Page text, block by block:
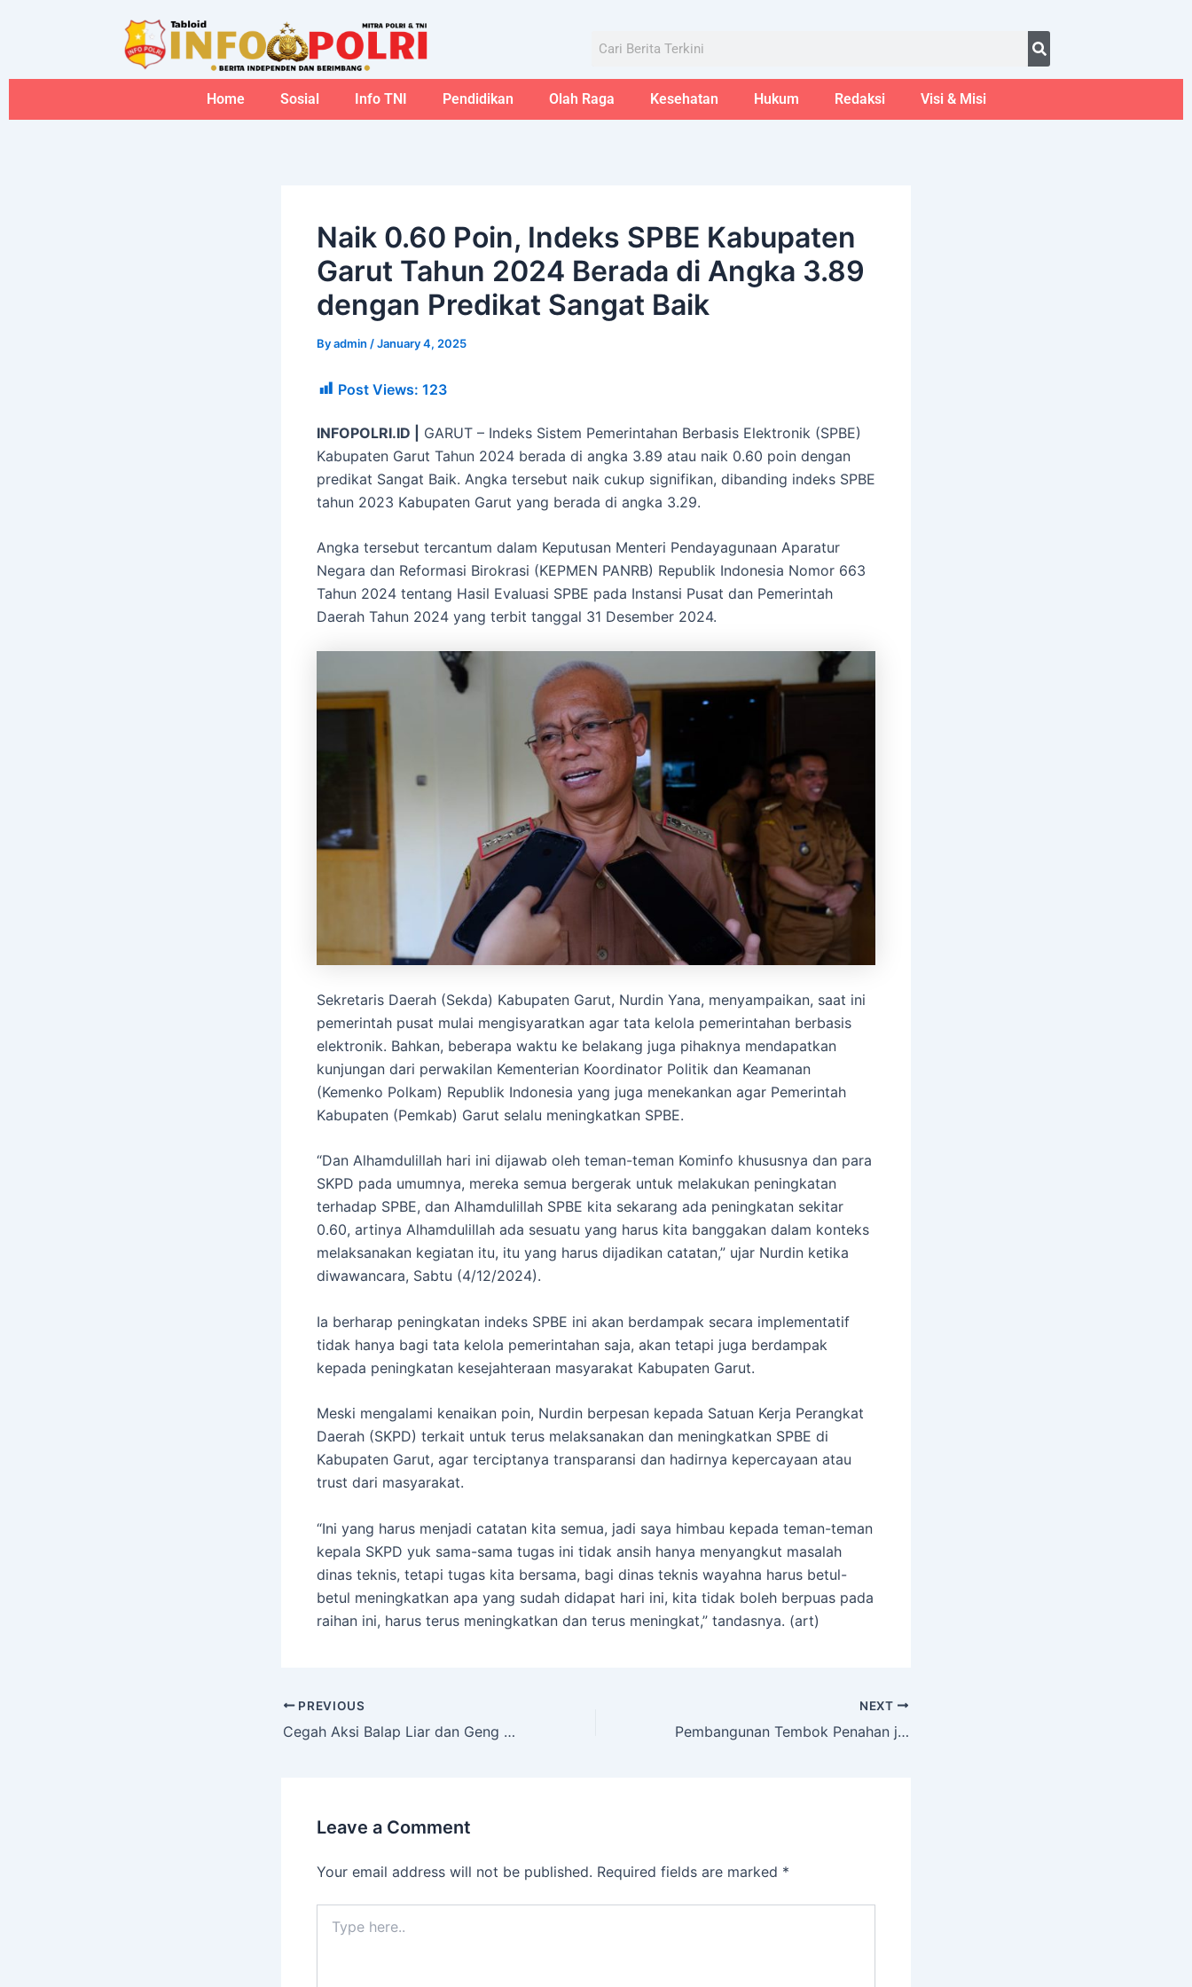
Home Sosial Info TNI Pendidikan Olah Raga Kesehatan Hukum Redaksi Visi & Misi
Naik 0.60 Poin, Indeks SPBE Kabupaten
Garut Tahun 2024 Berada di Angka 3.89
dengan Predikat Sangat Baik
Byadmin /January 4, 2025
Post Views: 123
INFOPOLRI.ID |
GARUT – Indeks Sistem Pemerintahan Berbasis Elektronik (SPBE)
Kabupaten Garut Tahun 2024 berada di angka 3.89 atau naik 0.60 poin dengan
predikat Sangat Baik. Angka tersebut naik cukup signifikan, dibanding indeks SPBE
tahun 2023 Kabupaten Garut yang berada di angka 3.29.
Angka tersebut tercantum dalam Keputusan Menteri Pendayagunaan Aparatur
Negara dan Reformasi Birokrasi (KEPMEN PANRB) Republik Indonesia Nomor 663
Tahun 2024 tentang Hasil Evaluasi SPBE pada Instansi Pusat dan Pemerintah
Daerah Tahun 2024 yang terbit tanggal 31 Desember 2024.
Sekretaris Daerah (Sekda) Kabupaten Garut, Nurdin Yana, menyampaikan, saat ini
pemerintah pusat mulai mengisyaratkan agar tata kelola pemerintahan berbasis
elektronik. Bahkan, beberapa waktu ke belakang juga pihaknya mendapatkan
kunjungan dari perwakilan Kementerian Koordinator Politik dan Keamanan
(Kemenko Polkam) Republik Indonesia yang juga menekankan agar Pemerintah
Kabupaten (Pemkab) Garut selalu meningkatkan SPBE.
“Dan Alhamdulillah hari ini dijawab oleh teman-teman Kominfo khususnya dan para
SKPD pada umumnya, mereka semua bergerak untuk melakukan peningkatan
terhadap SPBE, dan Alhamdulillah SPBE kita sekarang ada peningkatan sekitar
0.60, artinya Alhamdulillah ada sesuatu yang harus kita banggakan dalam konteks
melaksanakan kegiatan itu, itu yang harus dijadikan catatan,” ujar Nurdin ketika
diwawancara, Sabtu (4/12/2024).
Ia berharap peningkatan indeks SPBE ini akan berdampak secara implementatif
tidak hanya bagi tata kelola pemerintahan saja, akan tetapi juga berdampak
kepada peningkatan kesejahteraan masyarakat Kabupaten Garut.
Meski mengalami kenaikan poin, Nurdin berpesan kepada Satuan Kerja Perangkat
Daerah (SKPD) terkait untuk terus melaksanakan dan meningkatkan SPBE di
Kabupaten Garut, agar terciptanya transparansi dan hadirnya kepercayaan atau
trust dari masyarakat.
“Ini yang harus menjadi catatan kita semua, jadi saya himbau kepada teman-teman
kepala SKPD yuk sama-sama tugas ini tidak ansih hanya menyangkut masalah
dinas teknis, tetapi tugas kita bersama, bagi dinas teknis wayahna harus betul-
betul meningkatkan apa yang sudah didapat hari ini, kita tidak boleh berpuas pada
raihan ini, harus terus meningkatkan dan terus meningkat,” tandasnya. (art)
PREVIOUS
Cegah Aksi Balap Liar dan Geng Motor, Polres Majalengka, Kodim, Sat Pol PP dan Dishub Laksanakan Patroli Bersama
NEXT
Pembangunan Tembok Penahan jalan Provinsi yang longsor di Desa Tanjung Raja Kecamatan Sinembah Tanjung Muda Hulu (STM) Diduga Asal Jadi, Berpotensi Rugikan Keuangan Negara
Leave a Comment
Your email address will not be published. Required fields are marked *
here..